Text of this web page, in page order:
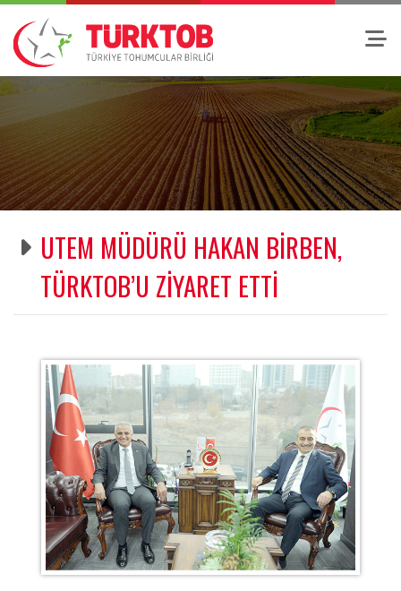
UTEM MÜDÜRÜ HAKAN BİRBEN,
TÜRKTOB’U ZİYARET ETTİ